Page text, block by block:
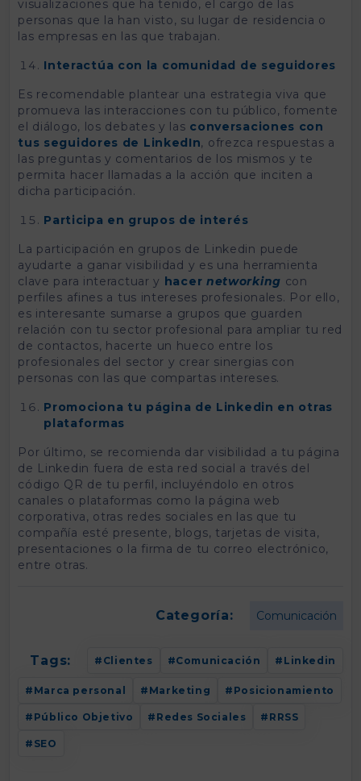
visualizaciones que ha tenido, el cargo de las
personas que la han visto, su lugar de residencia o
las empresas en las que trabajan.
Interactúa con la comunidad de seguidores
Es recomendable plantear una estrategia viva que
promueva las interacciones con tu público, fomente
el diálogo, los debates y las conversaciones con
tus seguidores de LinkedIn, ofrezca respuestas a
las preguntas y comentarios de los mismos y te
permita hacer llamadas a la acción que inciten a
dicha participación.
Participa en grupos de interés
La participación en grupos de Linkedin puede
ayudarte a ganar visibilidad y es una herramienta
clave para interactuar y hacer networking con
perfiles afines a tus intereses profesionales. Por ello,
es interesante sumarse a grupos que guarden
relación con tu sector profesional para ampliar tu red
de contactos, hacerte un hueco entre los
profesionales del sector y crear sinergias con
personas con las que compartas intereses.
Promociona tu página de Linkedin en otras
plataformas
Por último, se recomienda dar visibilidad a tu página
de Linkedin fuera de esta red social a través del
código QR de tu perfil, incluyéndolo en otros
canales o plataformas como la página web
corporativa, otras redes sociales en las que tu
compañía esté presente, blogs, tarjetas de visita,
presentaciones o la firma de tu correo electrónico,
entre otras.
Categoría: Comunicación
Tags: Clientes Comunicación Linkedin
Marca personal Marketing Posicionamiento
Público Objetivo Redes Sociales RRSS
SEO